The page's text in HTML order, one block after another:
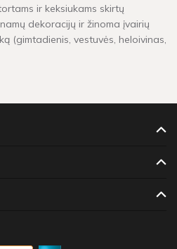
ir keksiukams skirtų
dekoracijų ir žinoma įvairių
(gimtadienis, vestuvės, heloivinas,
„baby shower" ir t.t.).
žaliu sandėlio ženkleliu yra
tarp 4 - 16 darbo dienų.